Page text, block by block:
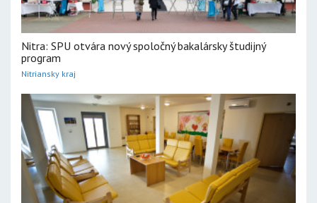
Nitra: SPU otvára nový spoločný bakalársky študijný
program
Nitriansky kraj